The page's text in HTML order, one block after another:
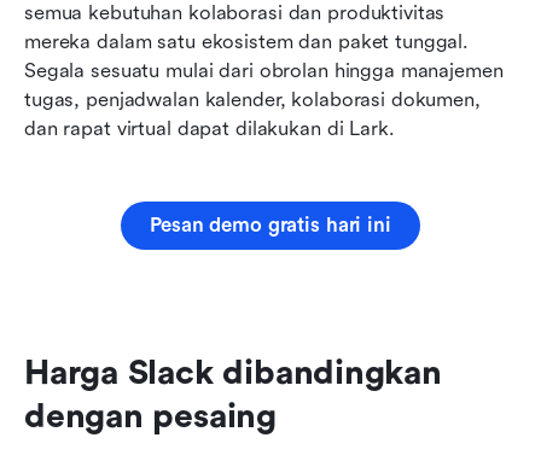
semua kebutuhan kolaborasi dan produktivitas
mereka dalam satu ekosistem dan paket tunggal.
Segala sesuatu mulai dari obrolan hingga manajemen
tugas, penjadwalan kalender, kolaborasi dokumen,
dan rapat virtual dapat dilakukan di Lark.
Pesan demo gratis hari ini
Harga Slack dibandingkan
dengan pesaing